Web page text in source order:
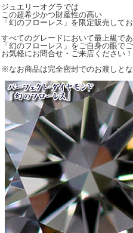
ジュエリーオグラでは
この超希少かつ財産性の高い
「幻のフローレス」を限定販売してお
すべてのグレードにおいて最上級で
「幻のフローレス」をご自身の眼でご
お気軽にお問合せ・ご来店ください！
※なお商品は完全密封でのお渡しとな